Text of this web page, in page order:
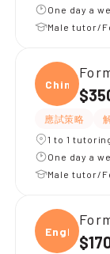
One day a
Male tutor/
Chine
應試策略
1 to 1
One day a
Male tutor/
Engli